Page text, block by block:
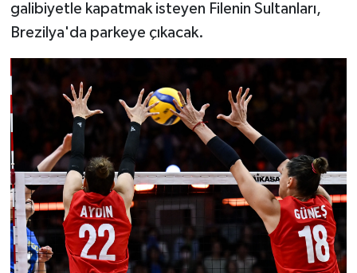
galibiyetle kapatmak isteyen Filenin Sultanları,
Brezilya'da parkeye çıkacak.